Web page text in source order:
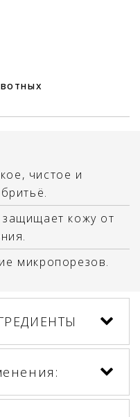
чистое и
защищает кожу от
микропорезов.